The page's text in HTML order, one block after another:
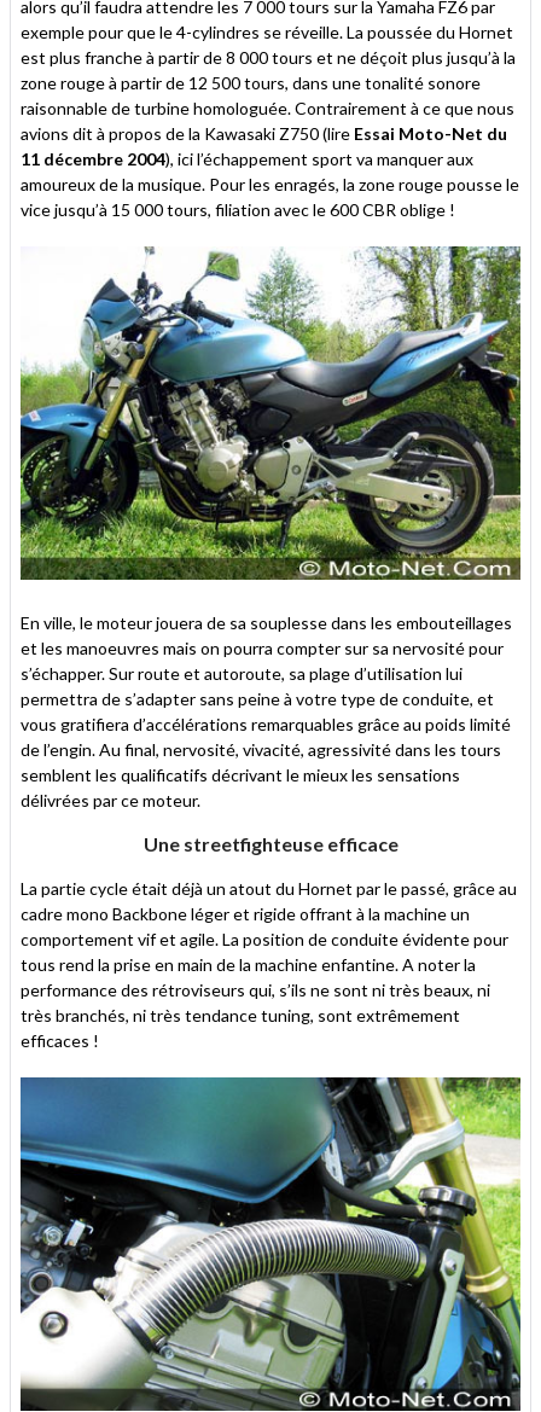
alors qu’il faudra attendre les 7 000 tours sur la Yamaha FZ6 par
exemple pour que le 4-cylindres se réveille. La poussée du Hornet
est plus franche à partir de 8 000 tours et ne déçoit plus jusqu’à la
zone rouge à partir de 12 500 tours, dans une tonalité sonore
raisonnable de turbine homologuée. Contrairement à ce que nous
avions dit à propos de la Kawasaki Z750 (lire Essai Moto-Net du
11 décembre 2004), ici l’échappement sport va manquer aux
amoureux de la musique. Pour les enragés, la zone rouge pousse le
vice jusqu’à 15 000 tours, filiation avec le 600 CBR oblige !
En ville, le moteur jouera de sa souplesse dans les embouteillages
et les manoeuvres mais on pourra compter sur sa nervosité pour
s’échapper. Sur route et autoroute, sa plage d’utilisation lui
permettra de s’adapter sans peine à votre type de conduite, et
vous gratifiera d’accélérations remarquables grâce au poids limité
de l’engin. Au final, nervosité, vivacité, agressivité dans les tours
semblent les qualificatifs décrivant le mieux les sensations
délivrées par ce moteur.
Une streetfighteuse efficace
La partie cycle était déjà un atout du Hornet par le passé, grâce au
cadre mono Backbone léger et rigide offrant à la machine un
comportement vif et agile. La position de conduite évidente pour
tous rend la prise en main de la machine enfantine. A noter la
performance des rétroviseurs qui, s’ils ne sont ni très beaux, ni
très branchés, ni très tendance tuning, sont extrêmement
efficaces !